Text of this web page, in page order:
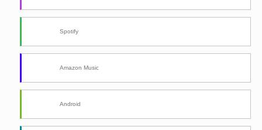
Spotify
Amazon Music
Android